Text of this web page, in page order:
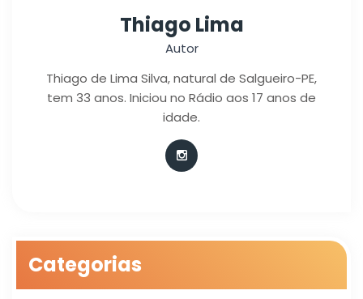
Thiago Lima
Autor
Thiago de Lima Silva, natural de Salgueiro-PE,
tem 33 anos. Iniciou no Rádio aos 17 anos de
idade.
Categorias